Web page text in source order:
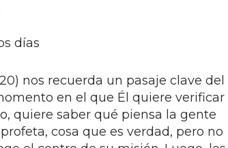
días
nos recuerda un pasaje clave del
en el que Él quiere verificar
quiere saber qué piensa la gente
cosa que es verdad, pero no